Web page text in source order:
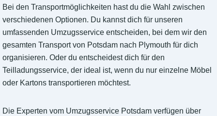
Bei den Transportmöglichkeiten hast du die Wahl zwischen
verschiedenen Optionen. Du kannst dich für unseren
umfassenden Umzugsservice entscheiden, bei dem wir den
gesamten Transport von Potsdam nach Plymouth für dich
organisieren. Oder du entscheidest dich für den
Teilladungsservice, der ideal ist, wenn du nur einzelne Möbel
oder Kartons transportieren möchtest.
Die Experten vom Umzugsservice Potsdam verfügen über